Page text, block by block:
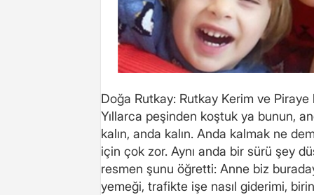
Doğa Rutkay: Rutkay Kerim ve Piraye
Yıllarca peşinden koştuk ya bunun,
kalın, anda kalın. Anda kalmak ne
için çok zor. Aynı anda bir sürü şey
resmen şunu öğretti: Anne biz
yemeği, trafikte işe nasıl giderimi,